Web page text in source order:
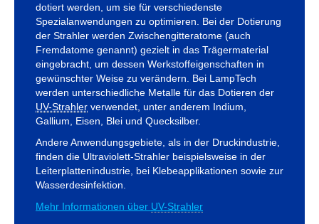
dotiert werden, um sie für verschiedenste
Spezialanwendungen zu optimieren. Bei der Dotierung
der Strahler werden Zwischengitteratome (auch
Fremdatome genannt) gezielt in das Trägermaterial
eingebracht, um dessen Werkstoffeigenschaften in
gewünschter Weise zu verändern. Bei LampTech
werden unterschiedliche Metalle für das Dotieren der
UV-Strahler verwendet, unter anderem Indium,
Gallium, Eisen, Blei und Quecksilber.
Andere Anwendungsgebiete, als in der Druckindustrie,
finden die Ultraviolett-Strahler beispielsweise in der
Leiterplattenindustrie, bei Klebeapplikationen sowie zur
Wasserdesinfektion.
Mehr Informationen über UV-Strahler